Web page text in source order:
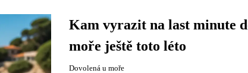
Kam vyrazit na last minute
moře ještě toto léto
Dovolená u moře